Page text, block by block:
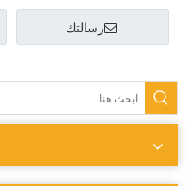
رسالتك